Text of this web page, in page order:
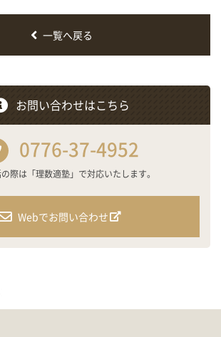
一覧へ戻る
お問い合わせはこちら
0776-37-4952
際は「理数適塾」で対応いたします。
Webでお問い合わせ